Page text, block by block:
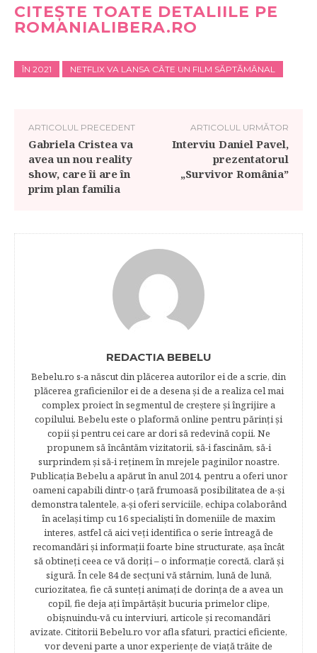
CITEȘTE TOATE DETALIILE PE
ROMANIALIBERA.RO
ÎN 2021 NETFLIX VA LANSA CÂTE UN FILM SĂPTĂMÂNAL
ARTICOLUL PRECEDENT
Gabriela Cristea va
avea un nou reality
show, care îi are în
prim plan familia
ARTICOLUL URMĂTOR
Interviu Daniel Pavel,
prezentatorul
„Survivor România”
REDACTIA BEBELU
Bebelu.ro s-a născut din plăcerea autorilor ei de a scrie, din
plăcerea graficienilor ei de a desena şi de a realiza cel mai
complex proiect în segmentul de creştere şi îngrijire a
copilului. Bebelu este o plaformă online pentru părinţi şi
copii şi pentru cei care ar dori să redevină copii. Ne
propunem să încântăm vizitatorii, să-i fascinăm, să-i
surprindem şi să-i reţinem în mrejele paginilor noastre.​
Publicația Bebelu a apărut în anul 2014, pentru a oferi unor
oameni capabili dintr-o ţară frumoasă posibilitatea de a-şi
demonstra talentele, a-şi oferi serviciile, echipa colaborând
în acelaşi timp cu 16 specialişti în domeniile de maxim
interes, astfel că aici veţi identifica o serie întreagă de
recomandări şi informaţii foarte bine structurate, aşa încât
să obtineţi ceea ce vă doriţi – o informaţie corectă, clară şi
sigură. În cele 84 de secțuni vă stârnim, lună de lună,
curiozitatea, fie că sunteţi animaţi de dorinţa de a avea un
copil, fie deja aţi împărtăşit bucuria primelor clipe,
obişnuindu-vă cu interviuri, articole şi recomandări
avizate. Cititorii Bebelu.ro vor afla sfaturi, practici eficiente,
vor deveni parte a unor experienţe de viaţă trăite de